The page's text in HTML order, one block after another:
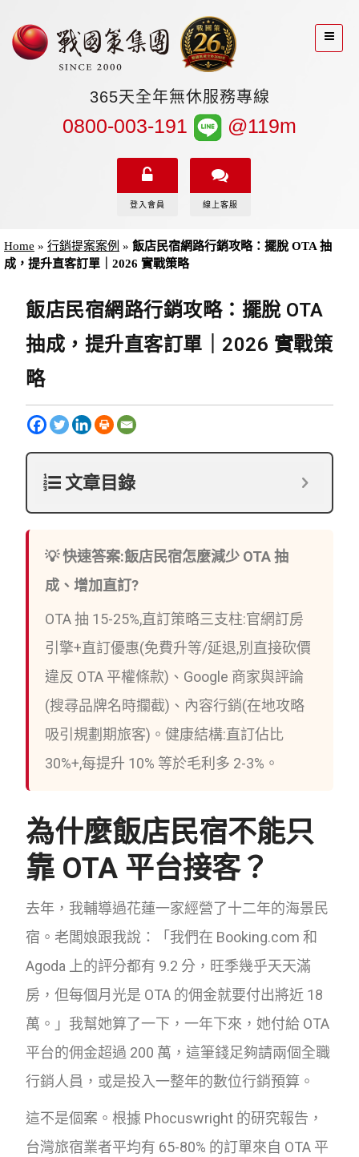
365天全年無休服務專線
0800-003-191 @119m
登入會員 線上客服
Home » 行銷提案案例 » 飯店民宿網路行銷攻略：擺脫 OTA 抽
成，提升直客訂單｜2026 實戰策略
飯店民宿網路行銷攻略：擺脫 OTA
抽成，提升直客訂單｜2026 實戰策
略
文章目錄
💡 快速答案:飯店民宿怎麼減少 OTA 抽
成、增加直訂?
OTA 抽 15-25%,直訂策略三支柱:官網訂房
引擎+直訂優惠(免費升等/延退,別直接砍價
違反 OTA 平權條款)、Google 商家與評論
(搜尋品牌名時攔截)、內容行銷(在地攻略
吸引規劃期旅客)。健康結構:直訂佔比
30%+,每提升 10% 等於毛利多 2-3%。
為什麼飯店民宿不能只
靠 OTA 平台接客？
去年，我輔導過花蓮一家經營了十二年的海景民
宿。老闆娘跟我說：「我們在 Booking.com 和
Agoda 上的評分都有 9.2 分，旺季幾乎天天滿
房，但每個月光是 OTA 的佣金就要付出將近 18
萬。」我幫她算了一下，一年下來，她付給 OTA
平台的佣金超過 200 萬，這筆錢足夠請兩個全職
行銷人員，或是投入一整年的數位行銷預算。
這不是個案。根據 Phocuswright 的研究報告，
台灣旅宿業者平均有 65-80% 的訂單來自 OTA 平